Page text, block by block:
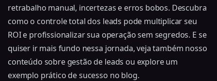
retrabalho manual, incertezas e erros bobos. Descubra
como o controle total dos leads pode multiplicar seu
ROI e profissionalizar sua operação sem segredos. E se
quiser ir mais fundo nessa jornada, veja também nosso
conteúdo sobre gestão de leads ou explore um
exemplo prático de sucesso no blog.